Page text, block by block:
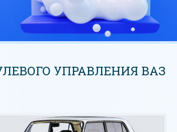
УПРАВЛЕНИЯ ВАЗ